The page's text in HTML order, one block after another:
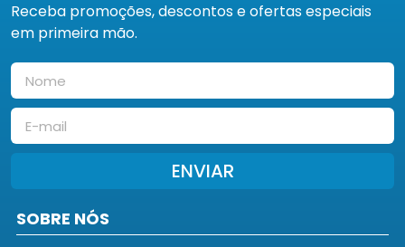
Receba promoções, descontos e ofertas especiais
em primeira mão.
ENVIAR
SOBRE NÓS